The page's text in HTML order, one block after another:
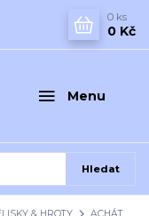
Menu
Hledat
0 ks
0 Kč
& HROTY
ACHÁT